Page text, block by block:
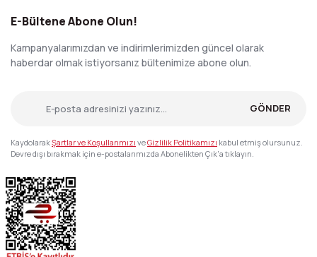
E-Bültene Abone Olun!
Kampanyalarımızdan ve indirimlerimizden güncel olarak
haberdar olmak istiyorsanız bültenimize abone olun.
GÖNDER
KaydolarakŞartlar ve Koşullarımızı veGizlilik Politikamızı kabul etmiş olursunuz.
Devre dışı bırakmak için e-postalarımızda Abonelikten Çık'a tıklayın.